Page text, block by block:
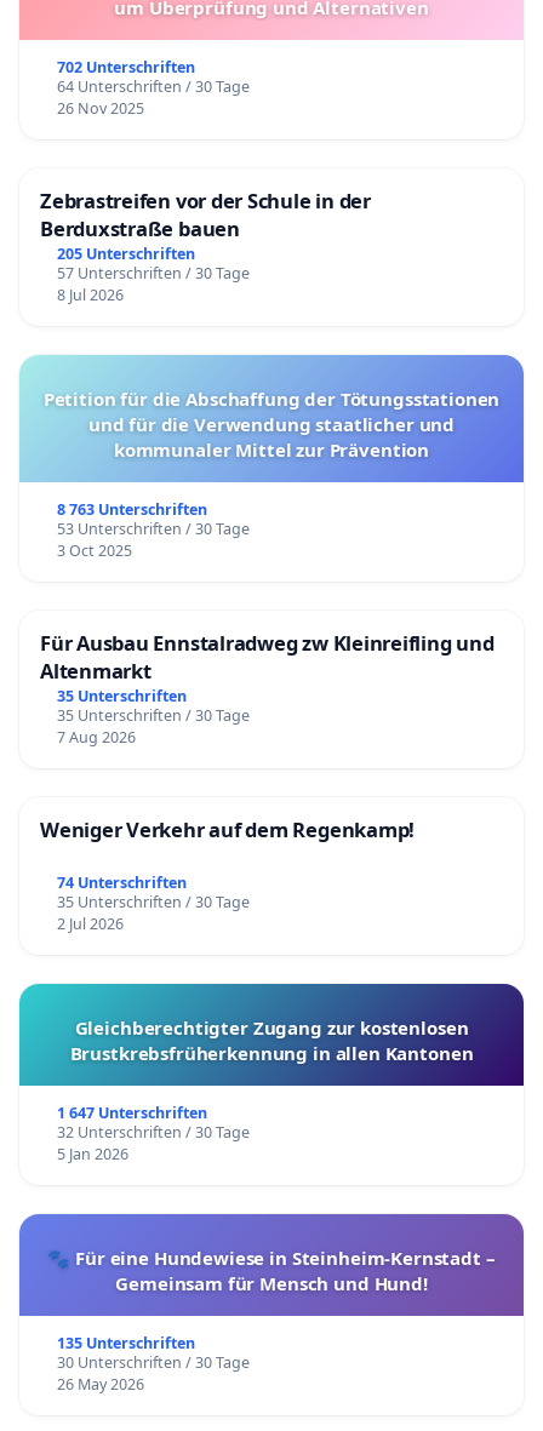
um Überprüfung und Alternativen
702 Unterschriften
64 Unterschriften / 30 Tage
26 Nov 2025
Zebrastreifen vor der Schule in der
Berduxstraße bauen
205 Unterschriften
57 Unterschriften / 30 Tage
8 Jul 2026
Petition für die Abschaffung der Tötungsstationen
und für die Verwendung staatlicher und
kommunaler Mittel zur Prävention
8 763 Unterschriften
53 Unterschriften / 30 Tage
3 Oct 2025
Für Ausbau Ennstalradweg zw Kleinreifling und
Altenmarkt
35 Unterschriften
35 Unterschriften / 30 Tage
7 Aug 2026
Weniger Verkehr auf dem Regenkamp!
74 Unterschriften
35 Unterschriften / 30 Tage
2 Jul 2026
Gleichberechtigter Zugang zur kostenlosen
Brustkrebsfrüherkennung in allen Kantonen
1 647 Unterschriften
32 Unterschriften / 30 Tage
5 Jan 2026
🐾 Für eine Hundewiese in Steinheim-Kernstadt –
Gemeinsam für Mensch und Hund!
135 Unterschriften
30 Unterschriften / 30 Tage
26 May 2026